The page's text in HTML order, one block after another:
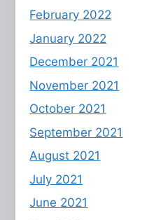
February 2022
January 2022
December 2021
November 2021
October 2021
September 2021
August 2021
July 2021
June 2021